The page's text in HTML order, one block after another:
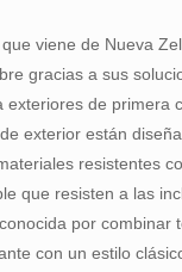
viene de Nueva
gracias a sus
exteriores de primera
exterior están
resistentes
que resisten a las
por combinar
con un estilo